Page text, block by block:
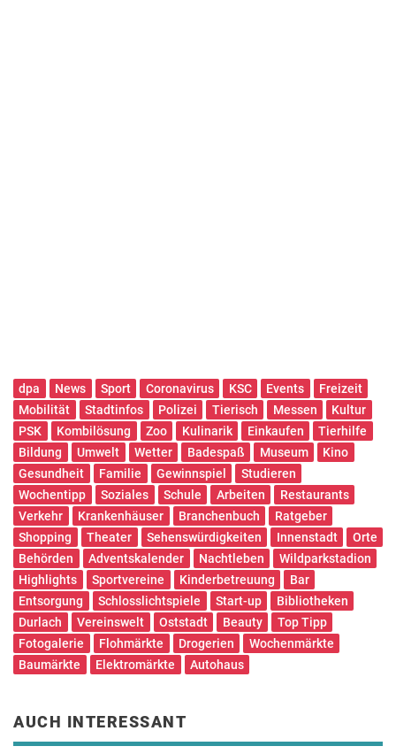
dpa News Sport Coronavirus KSC Events
Freizeit
Mobilität
Stadtinfos Polizei Tierisch Messen
Kultur
PSK
Kombilösung Zoo Kulinarik Einkaufen
Tierhilfe
Bildung
Umwelt Wetter Badespaß Museum
Kino
Gesundheit
Familie Gewinnspiel
Studieren
Wochentipp
Soziales Schule Arbeiten
Restaurants
Verkehr
Krankenhäuser Branchenbuch
Ratgeber
Shopping
Theater Sehenswürdigkeiten Innenstadt
Orte
Behörden
Adventskalender Nachtleben
Wildparkstadion
Highlights
Sportvereine Kinderbetreuung
Bar
Entsorgung
Schlosslichtspiele Start-up
Bibliotheken
Durlach
Vereinswelt Oststadt Beauty
Top Tipp
Fotogalerie
Flohmärkte Drogerien
Wochenmärkte
Baumärkte
Elektromärkte Autohaus
AUCH INTERESSANT